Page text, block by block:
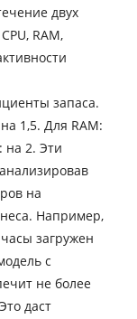
двух
RAM,
запаса.
1,5. Для RAM:
на 2. Эти
на
Например,
загружен
с
не более
даст